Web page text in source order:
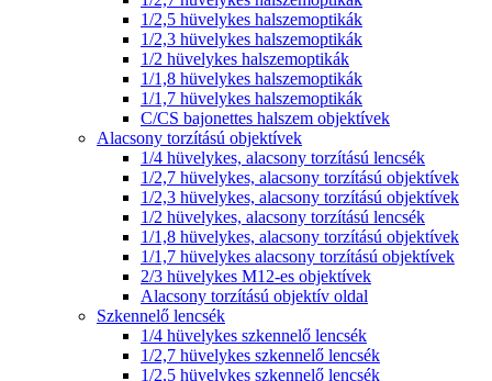
1/2,5 hüvelykes halszemoptikák
1/2,3 hüvelykes halszemoptikák
1/2 hüvelykes halszemoptikák
1/1,8 hüvelykes halszemoptikák
1/1,7 hüvelykes halszemoptikák
C/CS bajonettes halszem objektívek
Alacsony torzítású objektívek
1/4 hüvelykes, alacsony torzítású lencsék
1/2,7 hüvelykes, alacsony torzítású objektívek
1/2,3 hüvelykes, alacsony torzítású objektívek
1/2 hüvelykes, alacsony torzítású lencsék
1/1,8 hüvelykes, alacsony torzítású objektívek
1/1,7 hüvelykes alacsony torzítású objektívek
2/3 hüvelykes M12-es objektívek
Alacsony torzítású objektív oldal
Szkennelő lencsék
1/4 hüvelykes szkennelő lencsék
1/2,7 hüvelykes szkennelő lencsék
1/2,5 hüvelykes szkennelő lencsék